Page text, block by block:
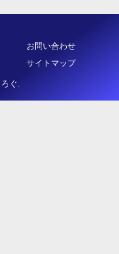
お問い合わせ
サイトマップ
ぐ.